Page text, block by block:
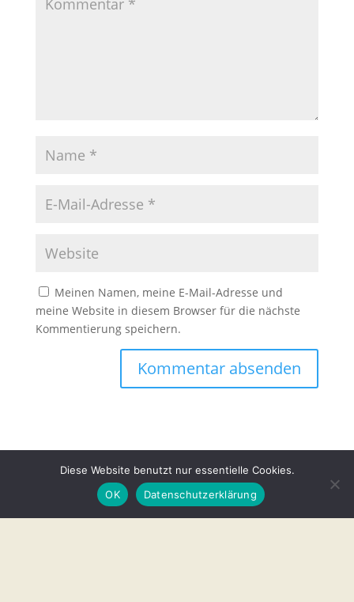
Meinen Namen, meine E-Mail-Adresse und
meine Website in diesem Browser für die nächste
Kommentierung speichern.
Unsere Partner Vorstand
Mitmachen
Datenschutz
Impressum
Diese Website benutzt nur essentielle Cookies.
OK
Datenschutzerklärung